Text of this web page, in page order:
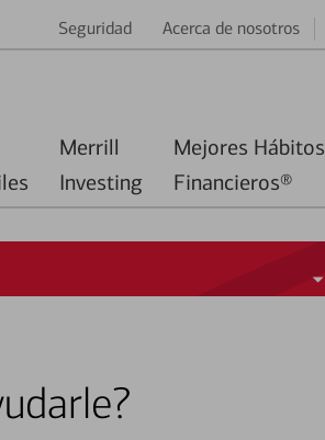
Seguridad Acerca de nosotros
Merrill
Investing
Mejores Hábitos
Financieros®